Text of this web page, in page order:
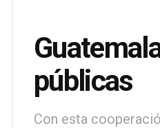
públicas
Con esta